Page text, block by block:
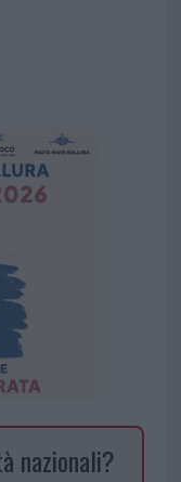
nazionali?